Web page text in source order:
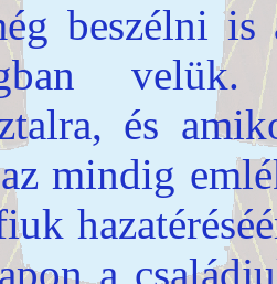
beszélni
és
mindig
a